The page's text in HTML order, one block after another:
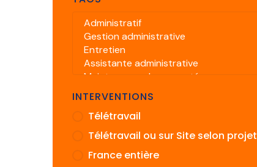
INTERVENTIONS
Télétravail
Télétravail ou sur Site selon projet
France entière